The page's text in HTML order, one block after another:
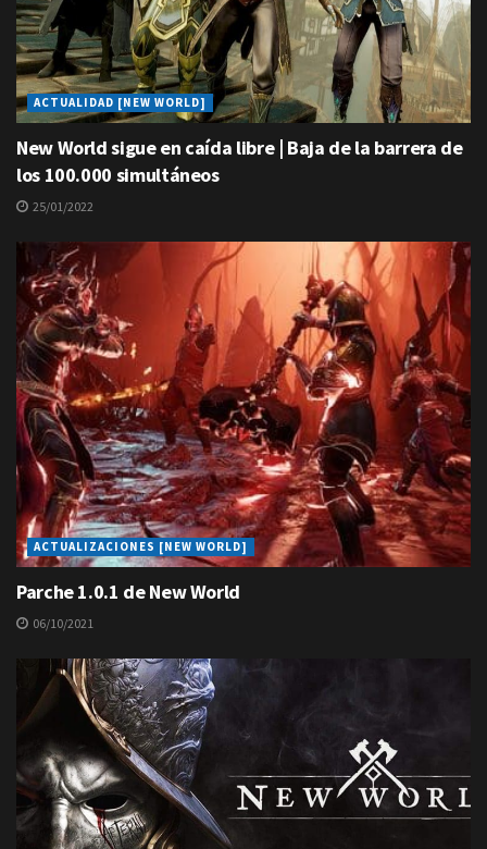
ACTUALIDAD [NEW WORLD]
New World sigue en caída libre | Baja de la barrera de
los 100.000 simultáneos
25/01/2022
ACTUALIZACIONES [NEW WORLD]
Parche 1.0.1 de New World
06/10/2021